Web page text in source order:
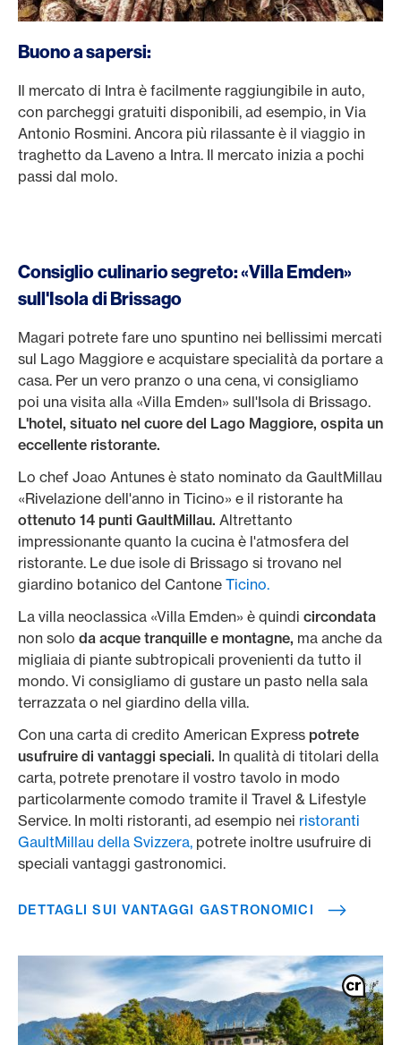
Buono a sapersi:
Il mercato di Intra è facilmente raggiungibile in auto,
con parcheggi gratuiti disponibili, ad esempio, in Via
Antonio Rosmini. Ancora più rilassante è il viaggio in
traghetto da Laveno a Intra. Il mercato inizia a pochi
passi dal molo.
Consiglio culinario segreto: «Villa Emden»
sull'Isola di Brissago
Magari potrete fare uno spuntino nei bellissimi mercati
sul Lago Maggiore e acquistare specialità da portare a
casa. Per un vero pranzo o una cena, vi consigliamo
poi una visita alla «Villa Emden» sull'Isola di Brissago.
L'hotel, situato nel cuore del Lago Maggiore, ospita un
eccellente ristorante.
Lo chef Joao Antunes è stato nominato da GaultMillau
«Rivelazione dell'anno in Ticino» e il ristorante ha
ottenuto 14 punti GaultMillau. Altrettanto
impressionante quanto la cucina è l'atmosfera del
ristorante. Le due isole di Brissago si trovano nel
giardino botanico del Cantone Ticino.
La villa neoclassica «Villa Emden» è quindi circondata
non solo da acque tranquille e montagne, ma anche da
migliaia di piante subtropicali provenienti da tutto il
mondo. Vi consigliamo di gustare un pasto nella sala
terrazzata o nel giardino della villa.
Con una carta di credito American Express potrete
usufruire di vantaggi speciali. In qualità di titolari della
carta, potrete prenotare il vostro tavolo in modo
particolarmente comodo tramite il Travel & Lifestyle
Service. In molti ristoranti, ad esempio nei ristoranti
GaultMillau della Svizzera, potrete inoltre usufruire di
speciali vantaggi gastronomici.
DETTAGLI SUI VANTAGGI GASTRONOMICI